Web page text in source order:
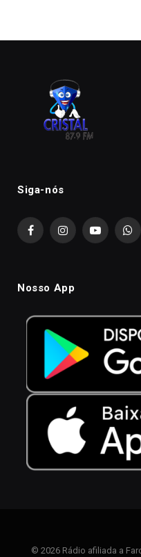
Siga-nós
FacebookInstagramYouTube
Nosso App
© 2026 Rádio afiliada a